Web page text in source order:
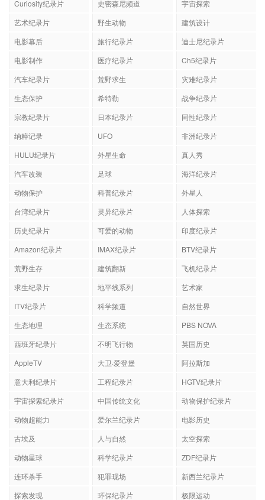
Curiosity纪录片 史密森尼频道
宇宙探索
艺术纪录片
野生动物
建筑设计
电影幕后
旅行纪录片
迪士尼纪录片
电影制作
医疗纪录片
Ch5纪录片
汽车纪录片
荒野求生
灾难纪录片
生态保护
希特勒
战争纪录片
宗教纪录片
日本纪录片
同性纪录片
纳粹记录
UFO
非洲纪录片
HULU纪录片
外星生命
真人秀
汽车改装
足球
海洋纪录片
动物保护
科普纪录片
外星人
台湾纪录片
灵异纪录片
人体探索
历史纪录片
可爱的动物
印度纪录片
Amazon纪录片
IMAX纪录片
BTV纪录片
荒野生存
建筑翻新
飞机纪录片
求生纪录片
地平线系列
艺术家
ITV纪录片
科学频道
自然世界
生态地理
生态系统
PBS NOVA
西班牙纪录片
不明飞行物
英国历史
AppleTV
大卫·爱登堡
阿拉斯加
意大利纪录片
工程纪录片
HGTV纪录片
宇宙探索纪录片
中国传统文化
动物保护纪录片
动物超能力
爱尔兰纪录片
电影历史
古埃及
人与自然
太空探索
动物星球
科学纪录片
ZDF纪录片
连环杀手
犯罪现场
新西兰纪录片
探索发现
环保纪录片
极限运动